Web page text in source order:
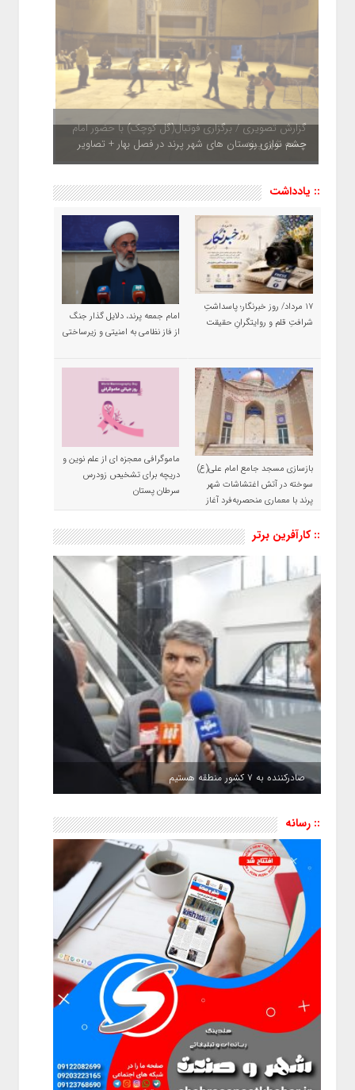
چشم نوازی بوستان های شهر پرند در فصل بهار + تصاویر
:: یادداشت
۱۷ مرداد/ روز خبرنگار؛ پاسداشتِ
شرافتِ قلم و روایتگرانِ حقیقت
امام جمعه پرند، دلایل گذار جنگ
از فاز نظامی به امنیتی و زیرساختی
بازسازی مسجد جامع امام علی(ع)
سوخته در آتش اغتشاشات شهر
پرند با معماری منحصربه‌فرد آغاز
ماموگرافی معجزه ای از علم نوین و
دریچه برای تشخیص زودرس
سرطان پستان
:: کارآفرین برتر
صادرکننده به ۷ کشور منطقه هستیم
:: رسانه